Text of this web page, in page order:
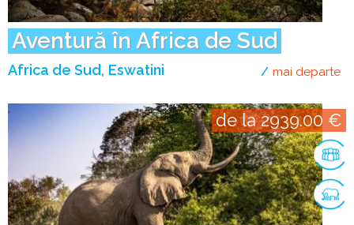
Aventură în Africa de Sud
Africa de Sud Eswatini mai departe
de la 2939.00 €